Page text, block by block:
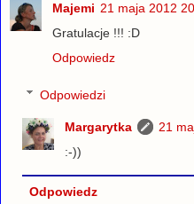
Majemi 21 maja 2012
Gratulacje !!! :D
Odpowiedz
Odpowiedzi
Margarytka
21
:-))
Odpowiedz